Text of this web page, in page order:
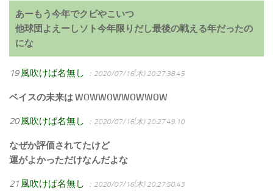
あーもう今年でクビやこいつ
他球団よえーしソト今年限りだし最後の戦える年だったの
にな
19 風吹けば名無し ：2020/07/16(木) 20:27:38.45
ベイスの未来は WOWWOWWOWWOW
20 風吹けば名無し ：2020/07/16(木) 20:27:49.10
なぜか評価されてたけど
運がよかっただけなんだよな
21 風吹けば名無し ：2020/07/16(木) 20:27:50.43